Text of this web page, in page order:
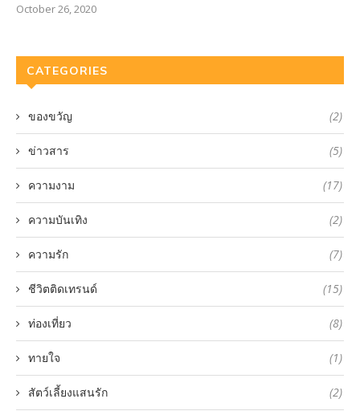
October 26, 2020
CATEGORIES
ของขวัญ (2)
ข่าวสาร (5)
ความงาม (17)
ความบันเทิง (2)
ความรัก (7)
ชีวิตติดเทรนด์ (15)
ท่องเที่ยว (8)
ทายใจ (1)
สัตว์เลี้ยงแสนรัก (2)